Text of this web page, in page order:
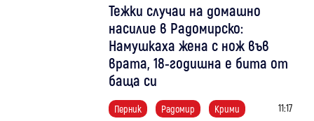
Тежки случаи на домашно
насилие в Радомирско:
Намушкаха жена с нож във
врата, 18-годишна е бита от
баща си
Перник Радомир Крими 11:17